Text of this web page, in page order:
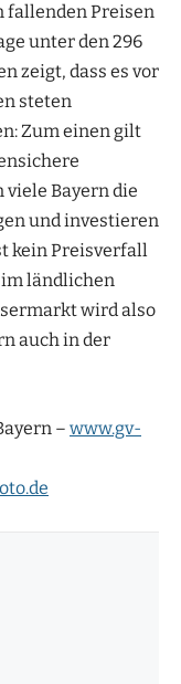
fallenden Preisen
unter den 296
zeigt, dass es vor
steten
Zum einen gilt
Bayern die
und investieren
kein Preisverfall
ländlichen
wird also
auch in der
– www.gv-